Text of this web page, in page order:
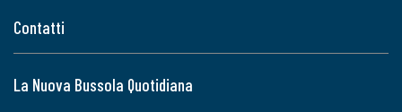
Contatti
La Nuova Bussola Quotidiana